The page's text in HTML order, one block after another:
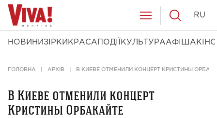
НОВИНИ ЗІРКИ КРАСА ПОДІЇ КУЛЬТУРААФІША КІНО
RU
ГОЛОВНА АРХІВ В КИЕВЕ ОТМЕНИЛИ КОНЦЕРТ КРИСТИНЫ
В Киеве отменили концерт
Кристины Орбакайте